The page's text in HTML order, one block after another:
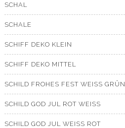
SCHAL
SCHALE
SCHIFF DEKO KLEIN
SCHIFF DEKO MITTEL
SCHILD FROHES FEST WEISS GRÜN
SCHILD GOD JUL ROT WEISS
SCHILD GOD JUL WEISS ROT